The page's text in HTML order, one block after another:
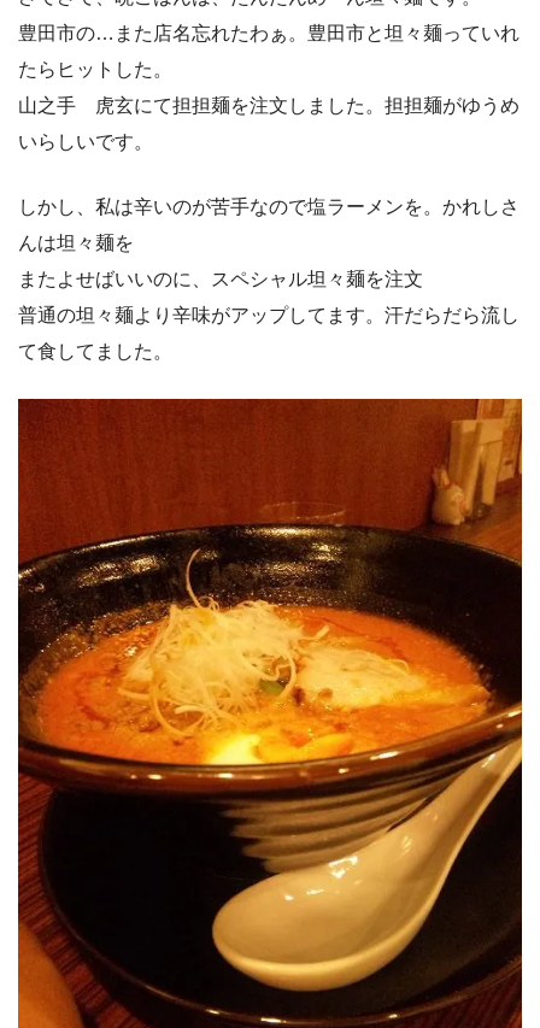
豊田市の…また店名忘れたわぁ。豊田市と坦々麺っていれ
たらヒットした。
山之手 虎玄にて担担麺を注文しました。担担麺がゆうめ
いらしいです。
しかし、私は辛いのが苦手なので塩ラーメンを。 かれしさ
んは坦々麺を
またよせばいいのに、スペシャル坦々麺を注文
普通の坦々麺より辛味がアップしてます。 汗だらだら流し
て食してました。